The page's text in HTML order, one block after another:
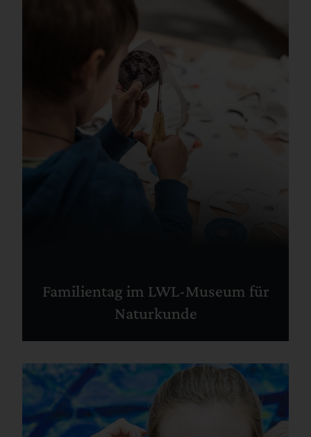
Familientag im LWL-Museum für
Naturkunde